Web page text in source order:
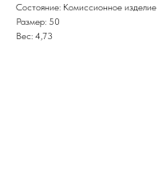
Состояние: Комиссионное изделие
Размер: 50
Вес: 4,73